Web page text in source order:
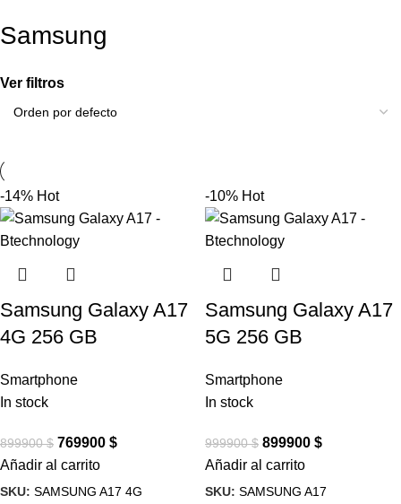
Samsung
Ver filtros
-14% Hot
Samsung Galaxy A17
4G 256 GB
Smartphone
In stock
899900$ 769900 $
Añadir al carrito
SKU: SAMSUNG A17 4G
-10% Hot
Samsung Galaxy A17
5G 256 GB
Smartphone
In stock
999900$ 899900 $
Añadir al carrito
SKU: SAMSUNG A17